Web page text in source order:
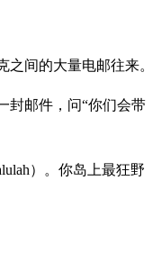
间的大量电邮往来。
封邮件，问“你们会带
）。你岛上最狂野